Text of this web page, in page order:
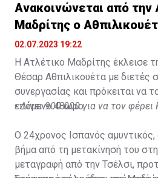
Ανακοινώνεται από την
Μαδρίτης ο
02.07.2023 19:22
Η Ατλέτικο Μαδρίτης έκλεισε
Θέσαρ Αθπιλικουέτα με διετές
συνεργασίας και πρόκειται να
επόμενο 48ωρο.
•Δίνει 900.000 για να τον
Ο 24χρονος Ισπανός αμυντικός,
βήμα από τη μετακίνησή του
μεταγραφή από την Τσέλσι,